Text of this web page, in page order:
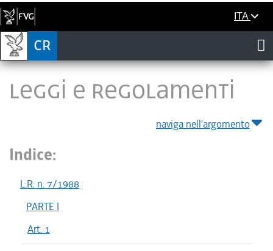
ITA
LEGGI E REGOLAMENTI
naviga nell'argomento
Indice:
L.R. n. 7/1988
PARTE I
Art. 1